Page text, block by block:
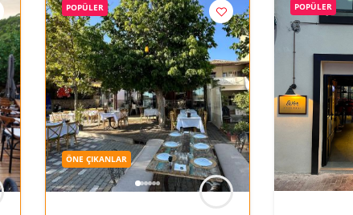
POPÜLER
ÖNE ÇIKANLAR
POPÜLER